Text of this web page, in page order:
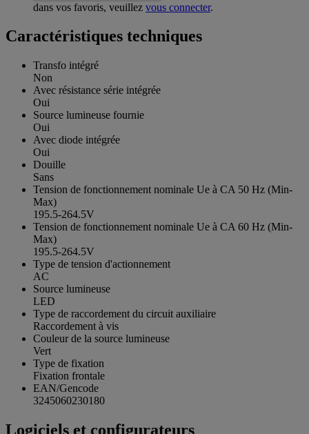
dans vos favoris, veuillez vous connecter.
Caractéristiques techniques
Transfo intégré
Non
Avec résistance série intégrée
Oui
Source lumineuse fournie
Oui
Avec diode intégrée
Oui
Douille
Sans
Tension de fonctionnement nominale Ue à CA 50 Hz (Min-
Max)
195.5-264.5V
Tension de fonctionnement nominale Ue à CA 60 Hz (Min-
Max)
195.5-264.5V
Type de tension d'actionnement
AC
Source lumineuse
LED
Type de raccordement du circuit auxiliaire
Raccordement à vis
Couleur de la source lumineuse
Vert
Type de fixation
Fixation frontale
EAN/Gencode
3245060230180
Logiciels et configurateurs